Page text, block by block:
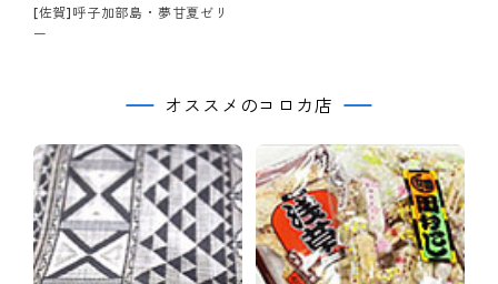
[佐賀]呼子加部島・夢甘夏ゼリ
ー
オススメのコロカ店